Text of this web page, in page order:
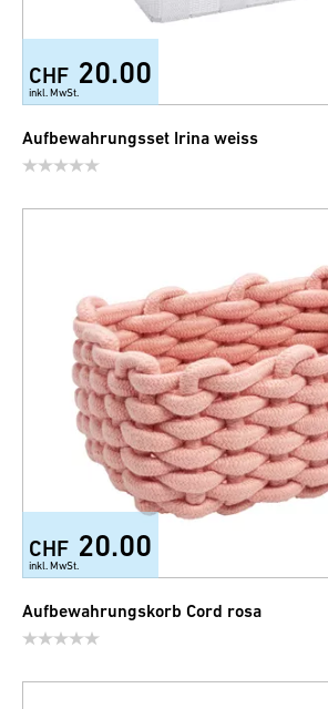
CHF 20.00
inkl. MwSt.
Aufbewahrungsset Irina weiss
CHF 20.00
inkl. MwSt.
Aufbewahrungskorb Cord rosa